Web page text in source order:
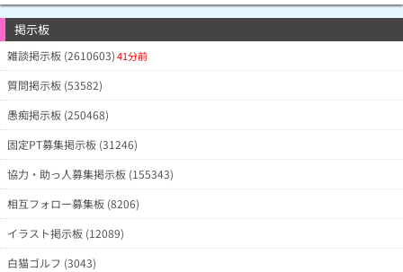
掲示板
雑談掲示板 (2610603)41分前
質問掲示板 (53582)
愚痴掲示板 (250468)
固定PT募集掲示板 (31246)
協力・助っ人募集掲示板 (155343)
相互フォロー募集板 (8206)
イラスト掲示板 (12089)
白猫ゴルフ (3043)